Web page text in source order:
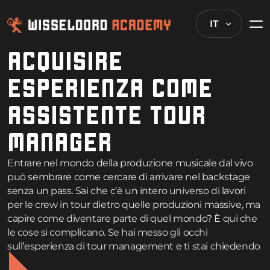
IT
ACQUISIRE
ESPERIENZA COME
ASSISTENTE TOUR
MANAGER
Entrare nel mondo della produzione musicale dal vivo
può sembrare come cercare di arrivare nel backstage
senza un pass. Sai che c’è un intero universo di lavori
per le crew in tour dietro quelle produzioni massive, ma
capire come diventare parte di quel mondo? È qui che
le cose si complicano. Se hai messo gli occhi
sull’esperienza di tour management e ti stai chiedendo
come mettere piede nella porta, iniziare come